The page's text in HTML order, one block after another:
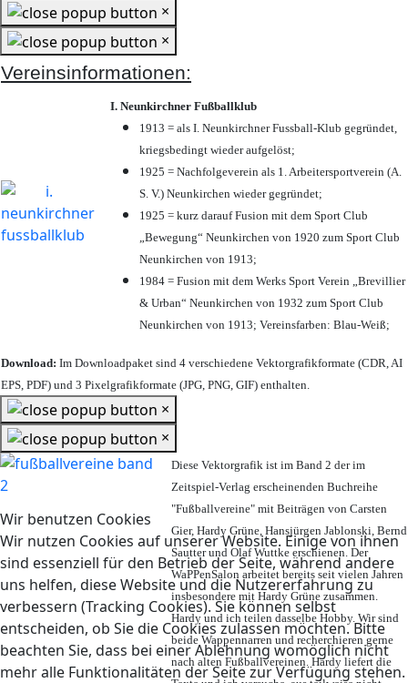
Wir benutzen Cookies
Wir nutzen Cookies auf unserer Website. Einige von ihnen
sind essenziell für den Betrieb der Seite, während andere
uns helfen, diese Website und die Nutzererfahrung zu
verbessern (Tracking Cookies). Sie können selbst
entscheiden, ob Sie die Cookies zulassen möchten. Bitte
beachten Sie, dass bei einer Ablehnung womöglich nicht
mehr alle Funktionalitäten der Seite zur Verfügung stehen.
×
×
Vereinsinformationen:
I. Neunkirchner Fußballklub
1913 = als I. Neunkirchner Fussball-Klub gegründet,
kriegsbedingt wieder aufgelöst;
1925 = Nachfolgeverein als 1. Arbeitersportverein (A.
S. V.) Neunkirchen wieder gegründet;
1925 = kurz darauf Fusion mit dem Sport Club
„Bewegung“ Neunkirchen von 1920 zum Sport Club
Neunkirchen von 1913;
1984 = Fusion mit dem Werks Sport Verein „Brevillier
& Urban“ Neunkirchen von 1932 zum Sport Club
Neunkirchen von 1913; Vereinsfarben: Blau-Weiß;
Download: Im Downloadpaket sind 4 verschiedene Vektorgrafikformate (CDR, AI
EPS, PDF) und 3 Pixelgrafikformate (JPG, PNG, GIF) enthalten.
×
×
Diese Vektorgrafik ist im Band 2 der im
Zeitspiel-Verlag erscheinenden Buchreihe
"Fußballvereine" mit Beiträgen von Carsten
Gier, Hardy Grüne, Hansjürgen Jablonski, Bernd
Sautter und Olaf Wuttke erschienen. Der
WaPPenSalon arbeitet bereits seit vielen Jahren
insbesondere mit Hardy Grüne zusammen.
Hardy und ich teilen dasselbe Hobby. Wir sind
beide Wappennarren und recherchieren gerne
nach alten Fußballvereinen. Hardy liefert die